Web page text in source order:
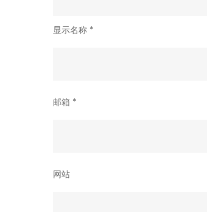
显示名称 *
邮箱 *
网站